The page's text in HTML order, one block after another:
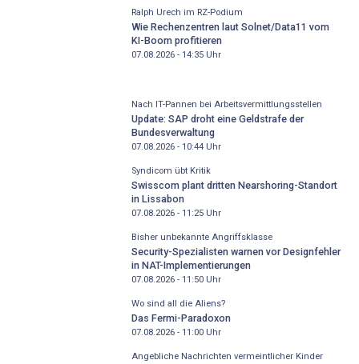
Ralph Urech im RZ-Podium
Wie Rechenzentren laut Solnet/Data11 vom
KI-Boom profitieren
07.08.2026 - 14:35Uhr
Nach IT-Pannen bei Arbeitsvermittlungsstellen
Update: SAP droht eine Geldstrafe der
Bundesverwaltung
07.08.2026 - 10:44Uhr
Syndicom übt Kritik
Swisscom plant dritten Nearshoring-Standort
in Lissabon
07.08.2026 - 11:25Uhr
Bisher unbekannte Angriffsklasse
Security-Spezialisten warnen vor Designfehler
in NAT-Implementierungen
07.08.2026 - 11:50Uhr
Wo sind all die Aliens?
Das Fermi-Paradoxon
07.08.2026 - 11:00Uhr
Angebliche Nachrichten vermeintlicher Kinder